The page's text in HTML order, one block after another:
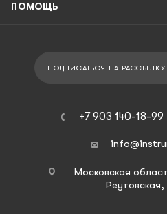
ПОМОЩЬ
ПОДПИСАТЬСЯ НА РАССЫЛКУ
+7 903 140-18-99
Московская